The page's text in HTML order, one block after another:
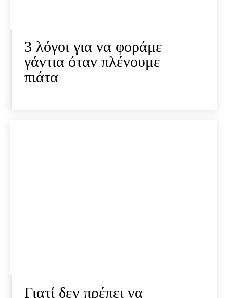
3 λόγοι για να φοράμε
γάντια όταν πλένουμε
πιάτα
Γιατί δεν πρέπει να